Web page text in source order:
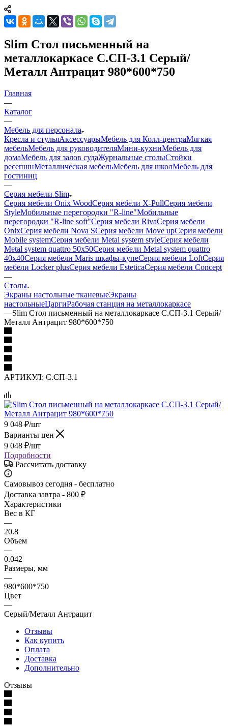
Slim Стол письменный на
металлокаркасе С.СП-3.1 Серый/
Металл Антрацит 980*600*750
Главная
—
Каталог
—
Мебель для персонала
Кресла и стульяАксессуарыМебель для Колл-центраМягкая
мебельМебель для руководителяМини-кухниМебель для
домаМебель для залов судаЖурнальные столыСтойки
ресепшнМеталлическая мебельМебель для школМебель для
гостиниц
—
Серия мебели Slim
Серия мебели Onix WoodСерия мебели X-PullСерия мебели
StyleМобильные перегородки "R-line"Мобильные
перегородки "R-line soft"Серия мебели RivaСерия мебели
OnixСерия мебели Nova SСерия мебели Move upСерия мебели
Mobile systemСерия мебели Metal system styleСерия мебели
Metal system quattro 50x50Серия мебели Metal system quattro
40x40Серия мебели Maris шкафы-купеСерия мебели LoftСерия
мебели Locker plusСерия мебели EsteticaСерия мебели Concept
—
Столы
Экраны настольные тканевыеЭкраны
настольныеЦаргиРабочая станция на металлокаркасе
—Slim Стол письменный на металлокаркасе С.СП-3.1 Серый/
Металл Антрацит 980*600*750
АРТИКУЛ: С.СП-3.1
9 048 ₽/шт
Варианты цен
9 048 ₽/шт
Подробности
Рассчитать доставку
Самовывоз сегодня - бесплатно
Доставка завтра - 800 ₽
Характеристики
Вес в КГ
—
20.8
Объем
—
0.042
Размеры, мм
—
980*600*750
Цвет
—
Серый/Металл Антрацит
Отзывы
Как купить
Оплата
Доставка
Дополнительно
Отзывы